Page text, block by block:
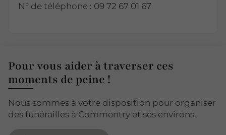
N° de téléphone : 09 72 67 01 67
Pour vous aider à traverser ces
moments de peine !
Nous sommes à votre disposition pour organiser
des funérailles à Commentry et ses environs.